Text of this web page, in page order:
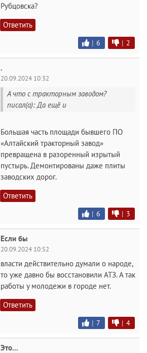
Рубцовска?
Ответить
| 6 | 2
.
20.09.2024 10:32
А что с тракторным заводом?
писал(а): Да ещё и
Большая часть площади бывшего ПО
«Алтайский тракторный завод»
превращена в разоренный изрытый
пустырь. Демонтированы даже плиты
заводских дорог.
Ответить
| 6 | 3
Если бы
20.09.2024 10:52
власти действительно думали о народе,
то уже давно бы восстановили АТЗ. А так
работы у молодежи в городе нет.
Ответить
| 7 | 4
Это...